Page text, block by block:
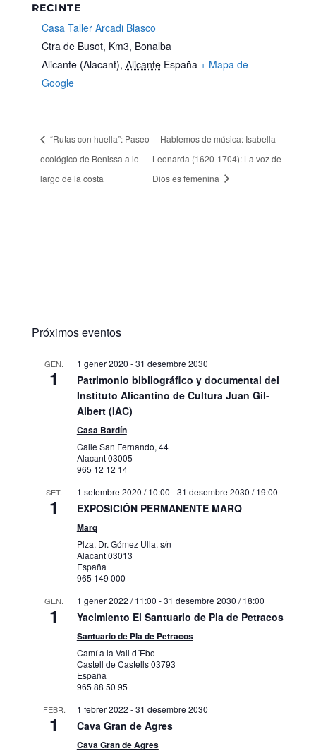
RECINTE
Casa Taller Arcadi Blasco
Ctra de Busot, Km3, Bonalba
Alicante (Alacant), Alicante España + Mapa de
Google
“Rutas con huella”: Paseo
ecológico de Benissa a lo
largo de la costa
Hablemos de música: Isabella
Leonarda (1620-1704): La voz de
Dios es femenina
Próximos eventos
GEN.
1
1 gener 2020 -31 desembre 2030
Patrimonio bibliográfico y documental del
Instituto Alicantino de Cultura Juan Gil-
Albert (IAC)
Casa Bardín
Calle San Fernando, 44
Alacant03005
965 12 12 14
SET.
1
1 setembre 2020 / 10:00 -31 desembre 2030 / 19:00
EXPOSICIÓN PERMANENTE MARQ
Marq
Plza. Dr. Gómez Ulla, s/n
Alacant03013
España
965 149 000
GEN.
1
1 gener 2022 / 11:00 -31 desembre 2030 / 18:00
Yacimiento El Santuario de Pla de Petracos
Santuario de Pla de Petracos
Camí a la Vall d´Ebo
Castell de Castells03793
España
965 88 50 95
FEBR.
1
1 febrer 2022 -31 desembre 2030
Cava Gran de Agres
Cava Gran de Agres